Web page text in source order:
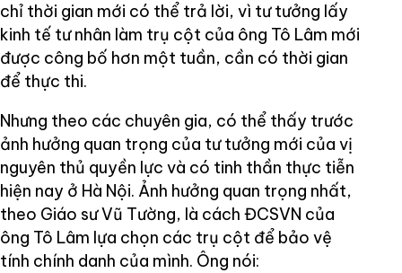
chỉ thời gian mới có thể trả lời, vì tư tưởng lấy
kinh tế tư nhân làm trụ cột của ông Tô Lâm mới
được công bố hơn một tuần, cần có thời gian
để thực thi.
Nhưng theo các chuyên gia, có thể thấy trước
ảnh hưởng quan trọng của tư tưởng mới của vị
nguyên thủ quyền lực và có tinh thần thực tiễn
hiện nay ở Hà Nội. Ảnh hưởng quan trọng nhất,
theo Giáo sư Vũ Tường, là cách ĐCSVN của
ông Tô Lâm lựa chọn các trụ cột để bảo vệ
tính chính danh của mình. Ông nói: